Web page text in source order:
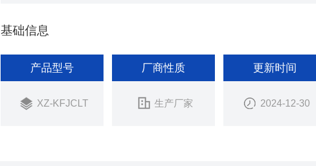
基础信息
产品型号
XZ-KFJCLT
厂商性质
生产厂家
更新时间
2024-12-30